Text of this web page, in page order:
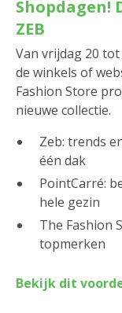
Shopdagen!
ZEB
Van vrijdag 20
de winkels of
Fashion Store
nieuwe collectie.
Zeb: trends
één dak
PointCarré:
hele gezin
The Fashion
topmerken
Bekijk dit